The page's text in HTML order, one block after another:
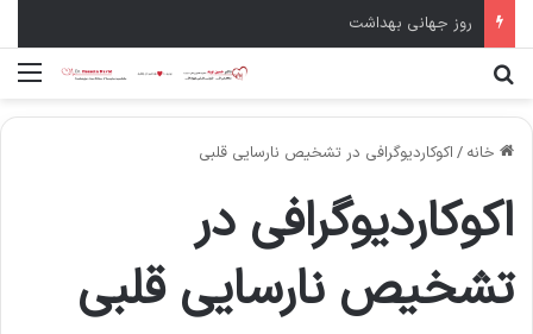
سال نو مبارک
خانه / اکوکاردیوگرافی در تشخیص نارسایی قلبی
اکوکاردیوگرافی در
تشخیص نارسایی قلبی